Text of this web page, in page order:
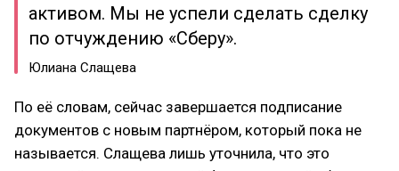
активом. Мы не успели сделать сделку
по отчуждению «Сберу».
Юлиана Слащева
По её словам, сейчас завершается подписание
документов с новым партнёром, который пока не
называется. Слащева лишь уточнила, что это